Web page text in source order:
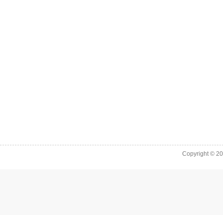
Copyright ©